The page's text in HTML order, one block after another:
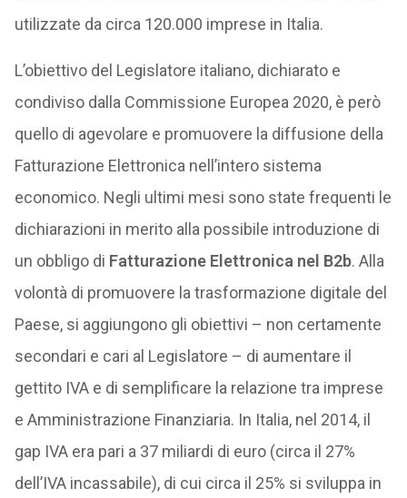
utilizzate da circa 120.000 imprese in Italia.
L’obiettivo del Legislatore italiano, dichiarato e
condiviso dalla Commissione Europea 2020, è però
quello di agevolare e promuovere la diffusione della
Fatturazione Elettronica nell’intero sistema
economico. Negli ultimi mesi sono state frequenti le
dichiarazioni in merito alla possibile introduzione di
un obbligo di Fatturazione Elettronica nel B2b. Alla
volontà di promuovere la trasformazione digitale del
Paese, si aggiungono gli obiettivi – non certamente
secondari e cari al Legislatore – di aumentare il
gettito IVA e di semplificare la relazione tra imprese
e Amministrazione Finanziaria. In Italia, nel 2014, il
gap IVA era pari a 37 miliardi di euro (circa il 27%
dell’IVA incassabile), di cui circa il 25% si sviluppa in